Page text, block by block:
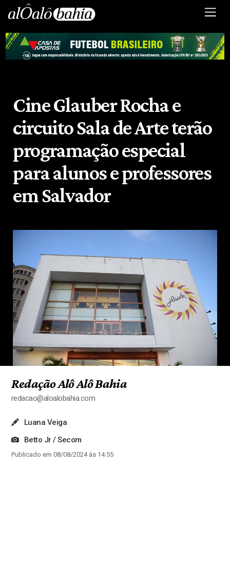
Cine Glauber Rocha e
circuito Sala de Arte terão
programação especial
para alunos e professores
em Salvador
Redação Alô Alô Bahia
redacao@aloalobahia.com
Luana Veiga
Betto Jr / Secom
Publicado em 08/08/2024 às 14:55